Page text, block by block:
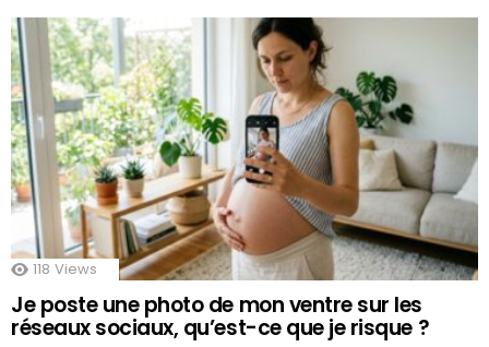
118 Views
Je poste une photo de mon ventre sur les
réseaux sociaux, qu’est-ce que je risque ?